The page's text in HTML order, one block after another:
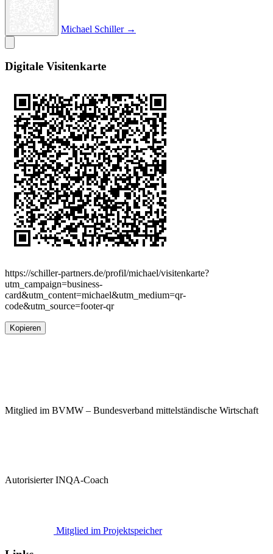
Michael Schiller →
Digitale Visitenkarte
https://schiller-partners.de/profil/michael/visitenkarte?
utm_campaign=business-
card&utm_content=michael&utm_medium=qr-
code&utm_source=footer-qr
Kopieren
Mitglied im BVMW – Bundesverband mittelständische Wirtschaft
Autorisierter INQA-Coach
Mitglied im Projektspeicher